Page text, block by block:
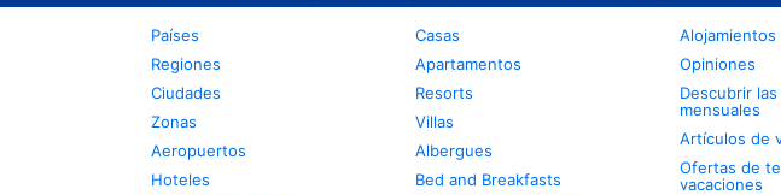
Países
Regiones
Ciudades
Zonas
Aeropuertos
Hoteles
Casas
Apartamentos
Resorts
Villas
Albergues
Bed and Breakfasts
Alojamientos
Opiniones
Descubrir
mensuales
Artículos de
Ofertas de
vacaciones